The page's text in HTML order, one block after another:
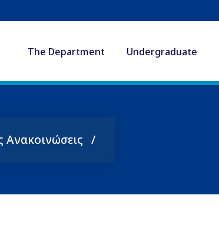
The Department Undergraduate
Ανακοινώσεις